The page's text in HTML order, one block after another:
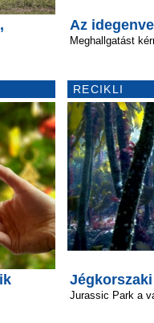
Az
Meghallgatást
RECIKLI
Jurassic Park a